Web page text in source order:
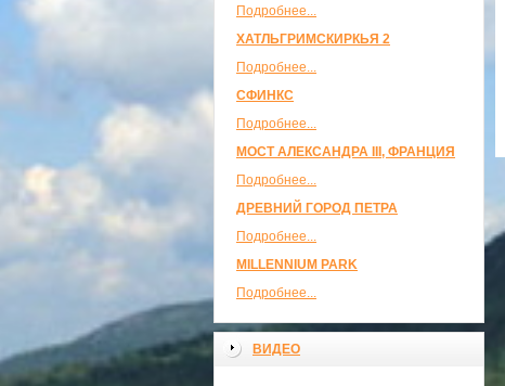
Подробнее...
ХАТЛЬГРИМСКИРКЬЯ 2
Подробнее...
СФИНКС
Подробнее...
МОСТ АЛЕКСАНДРА III, ФРАНЦИЯ
Подробнее...
ДРЕВНИЙ ГОРОД ПЕТРА
Подробнее...
MILLENNIUM PARK
Подробнее...
ВИДЕО